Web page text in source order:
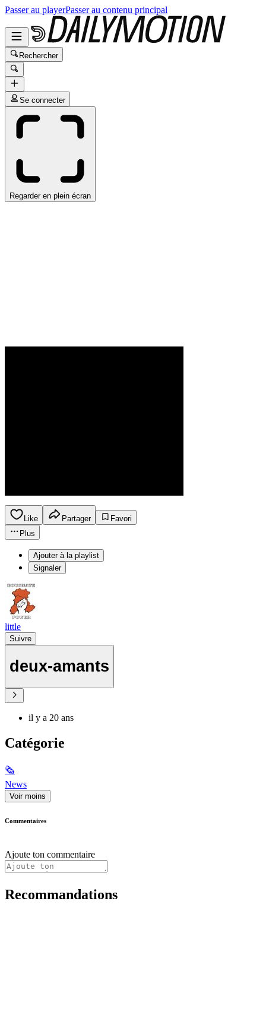
Passer au playerPasser au contenu principal
Rechercher
Se connecter
Regarder en plein écran
Like Partager
Favori
Plus
Ajouter à la playlist
Signaler
little
Suivre
deux-amants
il y a 20 ans
Catégorie
🗞
News
Voir moins
Commentaires
Ajoute ton commentaire
Recommandations